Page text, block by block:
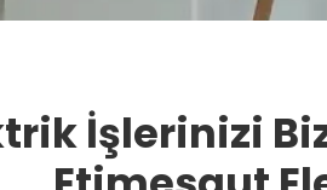
İşlerinizi